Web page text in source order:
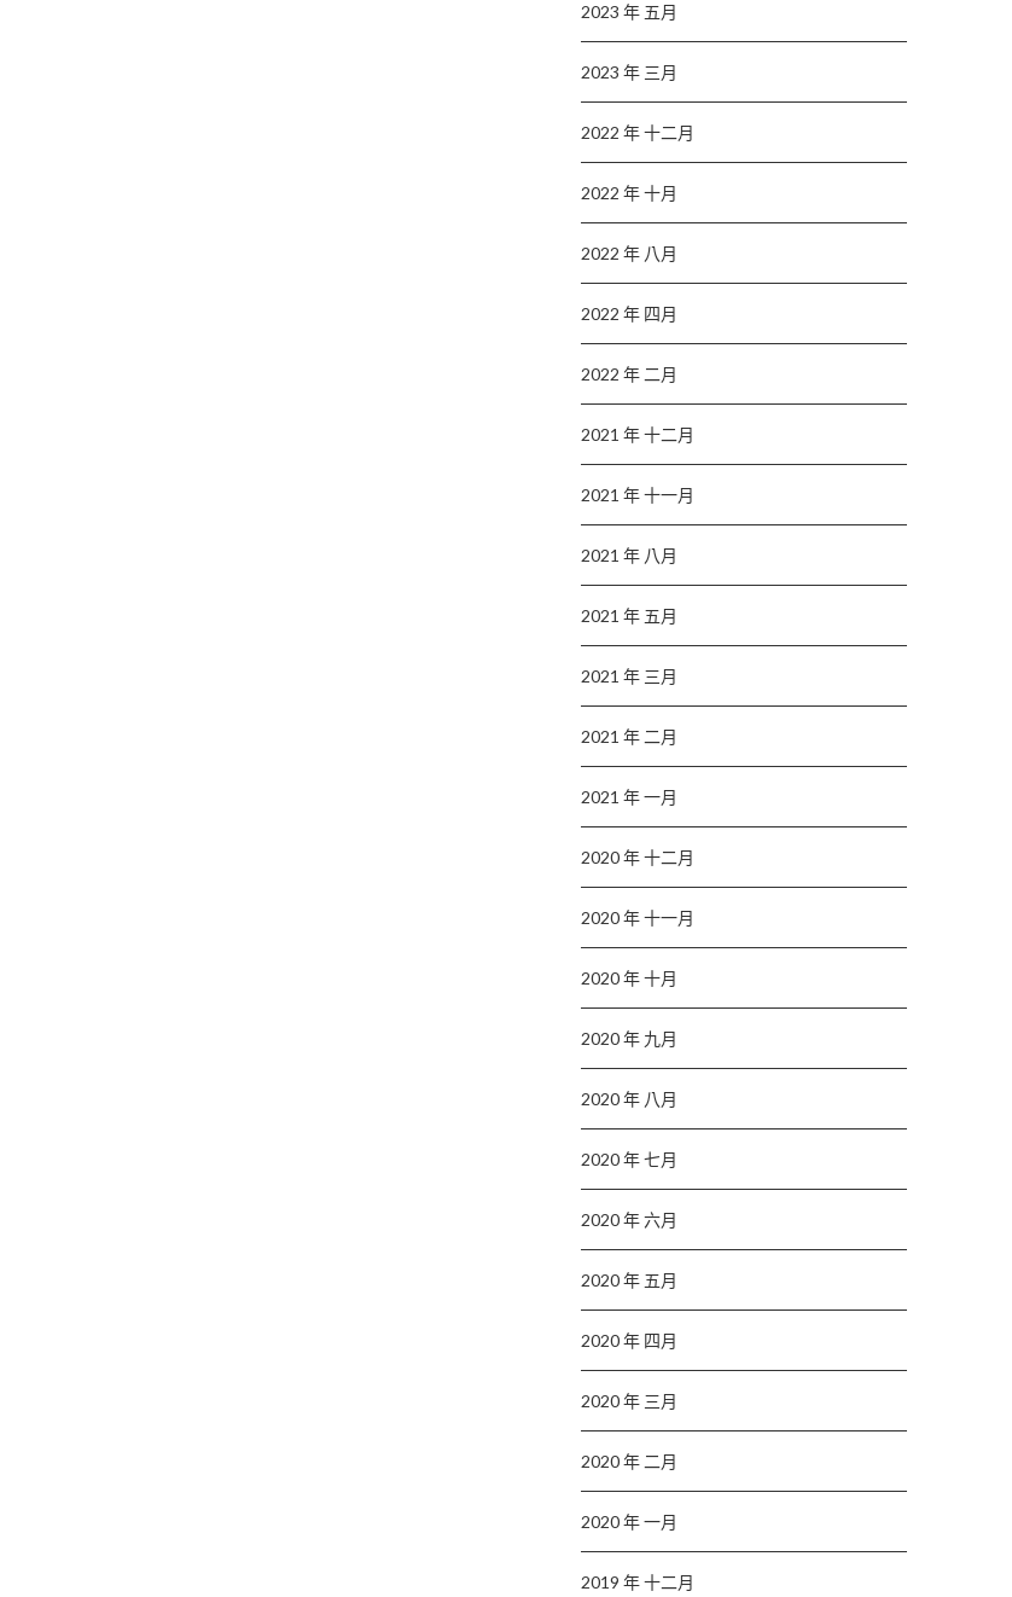
2023 年 五月
2023 年 三月
2022 年 十二月
2022 年 十月
2022 年 八月
2022 年 四月
2022 年 二月
2021 年 十二月
2021 年 十一月
2021 年 八月
2021 年 五月
2021 年 三月
2021 年 二月
2021 年 一月
2020 年 十二月
2020 年 十一月
2020 年 十月
2020 年 九月
2020 年 八月
2020 年 七月
2020 年 六月
2020 年 五月
2020 年 四月
2020 年 三月
2020 年 二月
2020 年 一月
2019 年 十二月